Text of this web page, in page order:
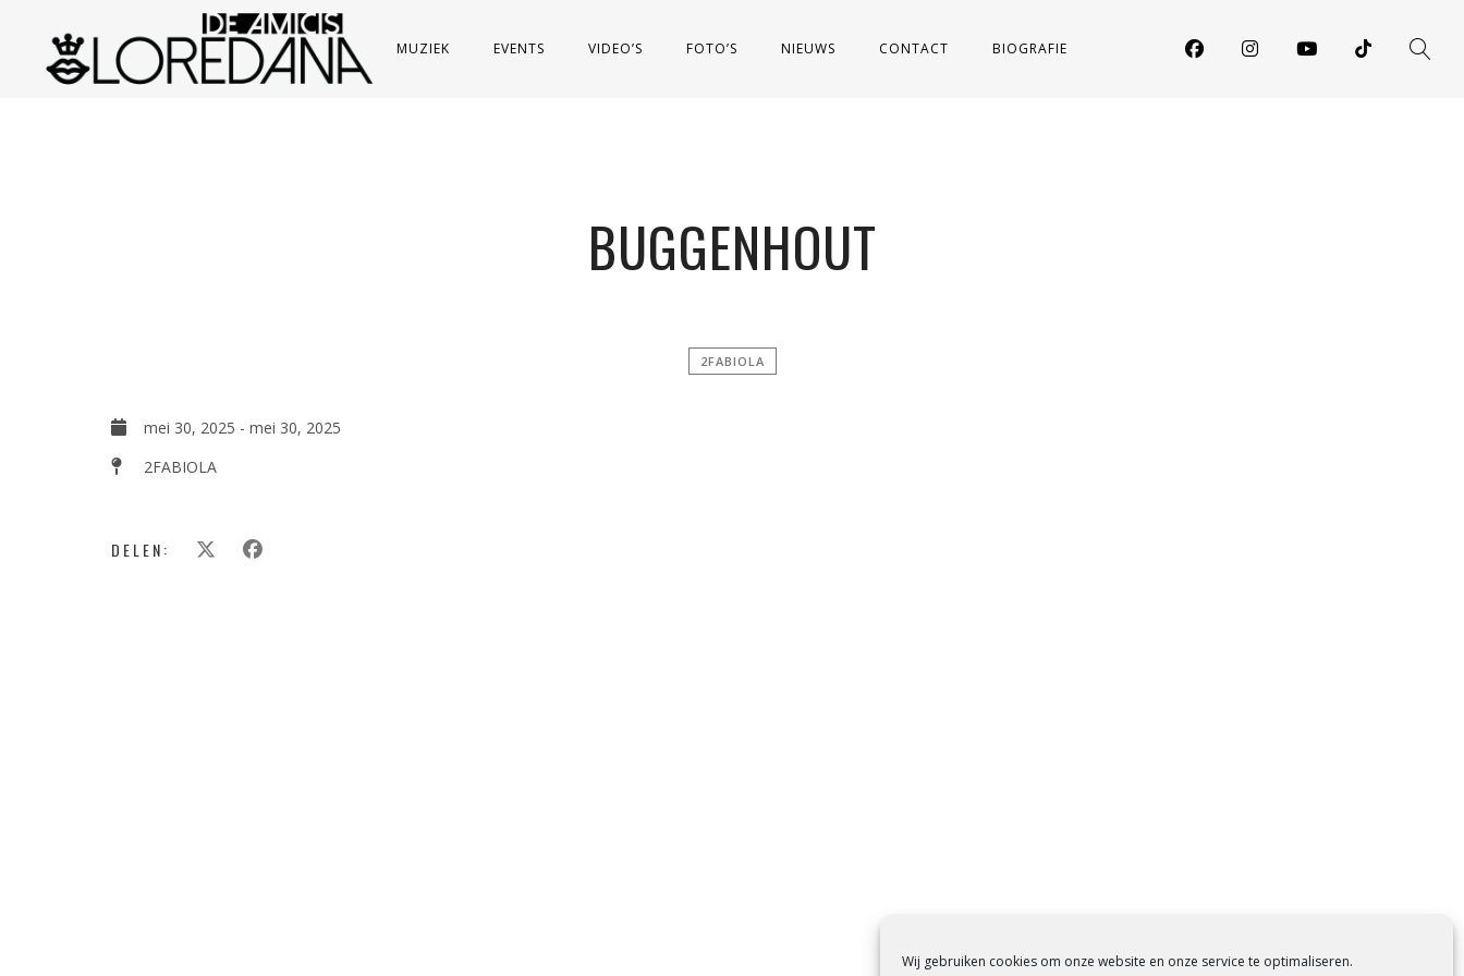
Wij gebruiken cookies om onze website en onze service te optimaliseren.
MUZIEK EVENTS VIDEO’S FOTO’S NIEUWS CONTACT BIOGRAFIE
BUGGENHOUT
2FABIOLA
mei 30, 2025 - mei 30, 2025
2FABIOLA
DELEN: